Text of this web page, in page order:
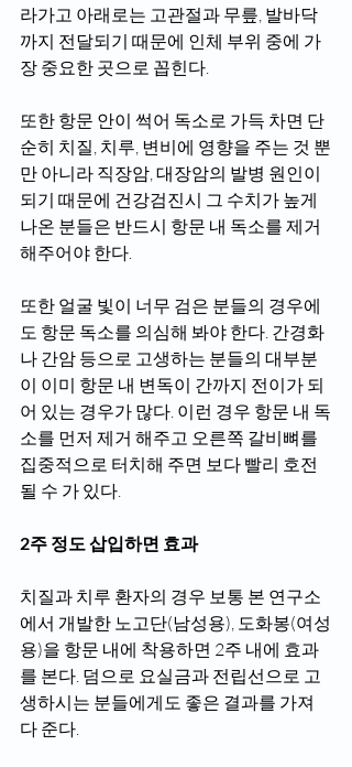
라가고 아래로는 고관절과 무릎, 발바닥
까지 전달되기 때문에 인체 부위 중에 가
장 중요한 곳으로 꼽힌다.
또한 항문 안이 썩어 독소로 가득 차면 단
순히 치질, 치루, 변비에 영향을 주는 것 뿐
만 아니라 직장암, 대장암의 발병 원인이
되기 때문에 건강검진시 그 수치가 높게
나온 분들은 반드시 항문 내 독소를 제거
해주어야 한다.
또한 얼굴 빛이 너무 검은 분들의 경우에
도 항문 독소를 의심해 봐야 한다. 간경화
나 간암 등으로 고생하는 분들의 대부분
이 이미 항문 내 변독이 간까지 전이가 되
어 있는 경우가 많다. 이런 경우 항문 내 독
소를 먼저 제거 해주고 오른쪽 갈비뼈를
집중적으로 터치해 주면 보다 빨리 호전
될 수 가 있다.
2주 정도 삽입하면 효과
치질과 치루 환자의 경우 보통 본 연구소
에서 개발한 노고단(남성용), 도화봉(여성
용)을 항문 내에 착용하면 2주 내에 효과
를 본다. 덤으로 요실금과 전립선으로 고
생하시는 분들에게도 좋은 결과를 가져
다 준다.